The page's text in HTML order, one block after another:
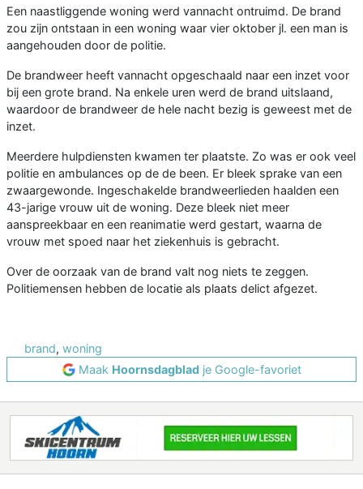
Een naastliggende woning werd vannacht ontruimd. De brand
zou zijn ontstaan in een woning waar vier oktober jl. een man is
aangehouden door de politie.
De brandweer heeft vannacht opgeschaald naar een inzet voor
bij een grote brand. Na enkele uren werd de brand uitslaand,
waardoor de brandweer de hele nacht bezig is geweest met de
inzet.
Meerdere hulpdiensten kwamen ter plaatste. Zo was er ook veel
politie en ambulances op de de been. Er bleek sprake van een
zwaargewonde. Ingeschakelde brandweerlieden haalden een
43-jarige vrouw uit de woning. Deze bleek niet meer
aanspreekbaar en een reanimatie werd gestart, waarna de
vrouw met spoed naar het ziekenhuis is gebracht.
Over de oorzaak van de brand valt nog niets te zeggen.
Politiemensen hebben de locatie als plaats delict afgezet.
brand, woning
Maak Hoornsdagbladje Google-favoriet